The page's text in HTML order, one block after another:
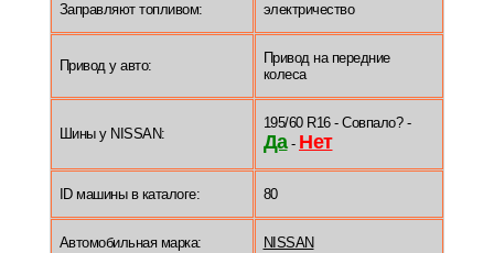
Заправляют топливом: электричество
Привод у авто:
Привод на передние
колеса
Шины у NISSAN:
195/60 R16 - Совпало? -
Да- Нет
ID машины в каталоге: 80
Автомобильная марка: NISSAN